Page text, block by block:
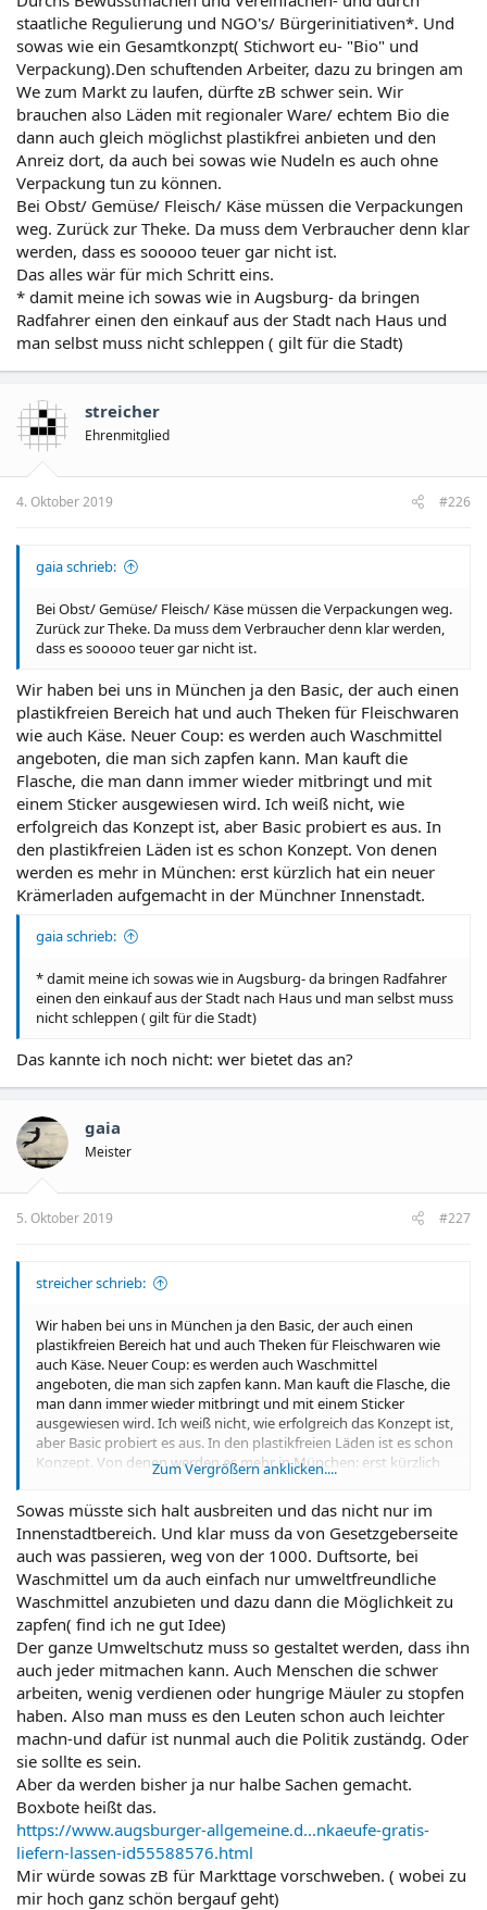
staatliche Regulierung und NGO's/ Bürgerinitiativen*. Und
sowas wie ein Gesamtkonzpt( Stichwort eu- "Bio" und
Verpackung).Den schuftenden Arbeiter, dazu zu bringen am
We zum Markt zu laufen, dürfte zB schwer sein. Wir
brauchen also Läden mit regionaler Ware/ echtem Bio die
dann auch gleich möglichst plastikfrei anbieten und den
Anreiz dort, da auch bei sowas wie Nudeln es auch ohne
Verpackung tun zu können.
Bei Obst/ Gemüse/ Fleisch/ Käse müssen die Verpackungen
weg. Zurück zur Theke. Da muss dem Verbraucher denn klar
werden, dass es sooooo teuer gar nicht ist.
Das alles wär für mich Schritt eins.
* damit meine ich sowas wie in Augsburg- da bringen
Radfahrer einen den einkauf aus der Stadt nach Haus und
man selbst muss nicht schleppen ( gilt für die Stadt)
streicher
Ehrenmitglied
4. Oktober 2019 #226
gaia schrieb:
Bei Obst/ Gemüse/ Fleisch/ Käse müssen die Verpackungen weg.
Zurück zur Theke. Da muss dem Verbraucher denn klar werden,
dass es sooooo teuer gar nicht ist.
Wir haben bei uns in München ja den Basic, der auch einen
plastikfreien Bereich hat und auch Theken für Fleischwaren
wie auch Käse. Neuer Coup: es werden auch Waschmittel
angeboten, die man sich zapfen kann. Man kauft die
Flasche, die man dann immer wieder mitbringt und mit
einem Sticker ausgewiesen wird. Ich weiß nicht, wie
erfolgreich das Konzept ist, aber Basic probiert es aus. In
den plastikfreien Läden ist es schon Konzept. Von denen
werden es mehr in München: erst kürzlich hat ein neuer
Krämerladen aufgemacht in der Münchner Innenstadt.
gaia schrieb:
* damit meine ich sowas wie in Augsburg- da bringen Radfahrer
einen den einkauf aus der Stadt nach Haus und man selbst muss
nicht schleppen ( gilt für die Stadt)
Das kannte ich noch nicht: wer bietet das an?
gaia
Meister
5. Oktober 2019 #227
streicher schrieb:
Wir haben bei uns in München ja den Basic, der auch einen
plastikfreien Bereich hat und auch Theken für Fleischwaren wie
auch Käse. Neuer Coup: es werden auch Waschmittel
angeboten, die man sich zapfen kann. Man kauft die Flasche, die
man dann immer wieder mitbringt und mit einem Sticker
ausgewiesen wird. Ich weiß nicht, wie erfolgreich das Konzept ist,
aber Basic probiert es aus. In den plastikfreien Läden ist es schon
Konzept. Von denen werden es mehr in München: erst kürzlich
hat ein neuer Krämerladen aufgemacht in der Münchner
Innenstadt.
Das kannte ich noch nicht: wer bietet das an?
Zum Vergrößern anklicken....
Sowas müsste sich halt ausbreiten und das nicht nur im
Innenstadtbereich. Und klar muss da von Gesetzgeberseite
auch was passieren, weg von der 1000. Duftsorte, bei
Waschmittel um da auch einfach nur umweltfreundliche
Waschmittel anzubieten und dazu dann die Möglichkeit zu
zapfen( find ich ne gut Idee)
Der ganze Umweltschutz muss so gestaltet werden, dass ihn
auch jeder mitmachen kann. Auch Menschen die schwer
arbeiten, wenig verdienen oder hungrige Mäuler zu stopfen
haben. Also man muss es den Leuten schon auch leichter
machn-und dafür ist nunmal auch die Politik zuständg. Oder
sie sollte es sein.
Aber da werden bisher ja nur halbe Sachen gemacht.
Boxbote heißt das.
https://www.augsburger-allgemeine.d...nkaeufe-gratis-
liefern-lassen-id55588576.html
Mir würde sowas zB für Markttage vorschweben. ( wobei zu
mir hoch ganz schön bergauf geht)